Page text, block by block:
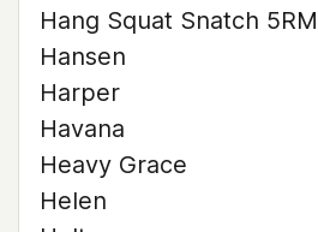
Hang Squat Snatch 5RM
Hansen
Harper
Havana
Heavy Grace
Helen